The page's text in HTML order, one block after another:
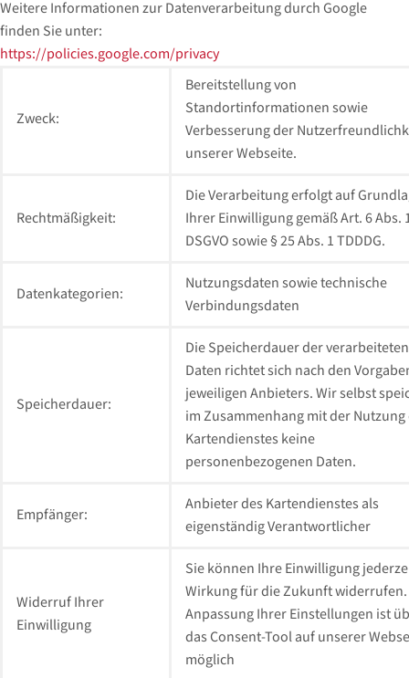
Weitere Informationen zur Datenverarbeitung durch Google
finden Sie unter:
https://policies.google.com/privacy
Zweck:
Bereitstellung von
Standortinformationen sowie
Verbesserung der
unserer Webseite.
Rechtmäßigkeit:
Die Verarbeitung erfolgt auf
Ihrer Einwilligung gemäß Art. 6 Abs.
DSGVO sowie § 25 Abs. 1 TDDDG.
Datenkategorien:
Nutzungsdaten sowie technische
Verbindungsdaten
Speicherdauer:
Die Speicherdauer der verarbeiteten
Daten richtet sich nach den
jeweiligen Anbieters. Wir selbst
im Zusammenhang mit der Nutzung
Kartendienstes keine
personenbezogenen Daten.
Empfänger:
Anbieter des Kartendienstes als
eigenständig Verantwortlicher
Widerruf Ihrer
Einwilligung
Sie können Ihre Einwilligung
Wirkung für die Zukunft widerrufen.
Anpassung Ihrer Einstellungen ist
das Consent-Tool auf unserer
möglich